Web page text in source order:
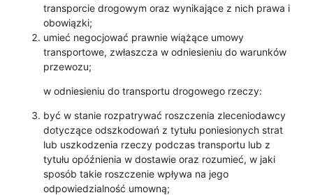
transporcie drogowym oraz wynikające z nich prawa i
obowiązki;
umieć negocjować prawnie wiążące umowy
transportowe, zwłaszcza w odniesieniu do warunków
przewozu;
w odniesieniu do transportu drogowego rzeczy:
być w stanie rozpatrywać roszczenia zleceniodawcy
dotyczące odszkodowań z tytułu poniesionych strat
lub uszkodzenia rzeczy podczas transportu lub z
tytułu opóźnienia w dostawie oraz rozumieć, w jaki
sposób takie roszczenie wpływa na jego
odpowiedzialność umowną;